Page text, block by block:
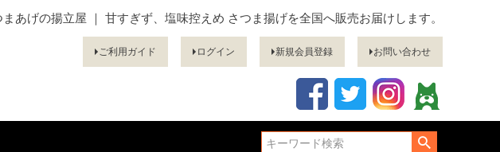
まあげの揚立屋 ｜ 甘すぎず、塩味控えめ さつま揚げを全国へ販売お届けします。
ご利用ガイド ログイン 新規会員登録 お問い合わせ